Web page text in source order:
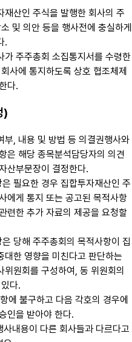
재산인 주식을 발행한 회사의 주
및 의안 등을 행사전에 충실하게
.
가 주주총회 소집통지서를 수령한
사에 통지하도록 상호 협조체제
다.
)
부, 내용 및 방법 등 의결권행사와
은 해당 종목분석담당자의 의견
산부문장이 결정한다.
필요한 경우 집합투자재산인 주
에게 통지 또는 공고된 목적사항
련한 추가 자료의 제공을 요청할
당해 주주총회의 목적사항이 집
대한 영향을 미친다고 판단하는
위원회를 구성하여, 동 위원회의
다.
에 불구하고 다음 각호의 경우에
인을 받아야 한다.
사내용이 다른 회사들과 다르다고